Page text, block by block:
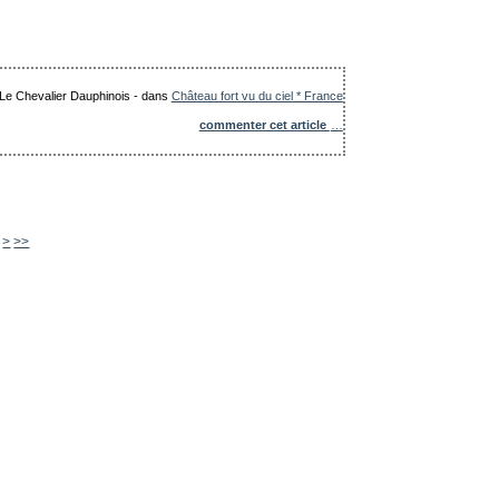
Chevalier Dauphinois -dans Château fort vu du ciel * France
commenter cet article
850
860
870
880
890
900
1000
1100
1200
1300
> >>